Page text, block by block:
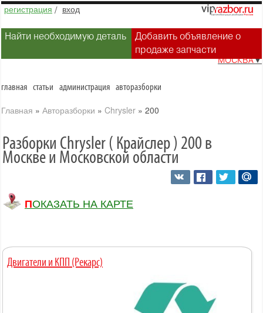
регистрация / вход
Найти необходимую деталь
Добавить объявление о
продаже запчасти
МОСКВА▼
главная статьи администрация авторазборки
Главная » Авторазборки » Chrysler » 200
Разборки Chrysler ( Крайслер ) 200 в
Москве и Московской области
ПОКАЗАТЬ НА КАРТЕ
Двигатели и КПП (Рекарс)